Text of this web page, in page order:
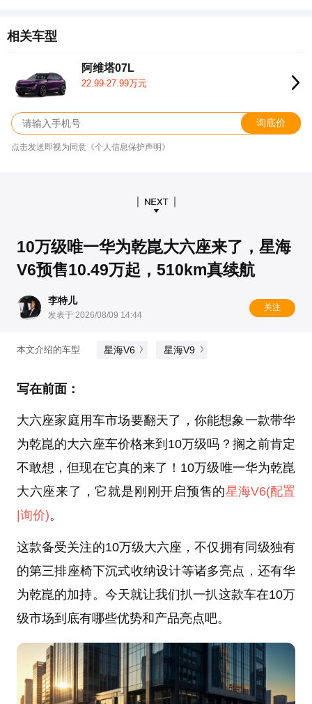
相关车型
阿维塔07L
22.99-27.99万元
询底价
点击发送即视为同意《个人信息保护声明》
10万级唯一华为乾崑大六座来了，星海
V6预售10.49万起，510km真续航
李特儿
发表于 2026/08/09 14:44
关注
本文介绍的车型 星海V6 星海V9
写在前面：
大六座家庭用车市场要翻天了，你能想象一款带华
为乾崑的大六座车价格来到10万级吗？搁之前肯定
不敢想，但现在它真的来了！10万级唯一华为乾崑
大六座来了，它就是刚刚开启预售的星海V6(配置
|询价)。
这款备受关注的10万级大六座，不仅拥有同级独有
的第三排座椅下沉式收纳设计等诸多亮点，还有华
为乾崑的加持。今天就让我们扒一扒这款车在10万
级市场到底有哪些优势和产品亮点吧。